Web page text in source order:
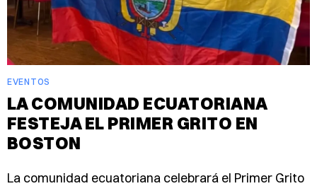
EVENTOS
LA COMUNIDAD ECUATORIANA
FESTEJA EL PRIMER GRITO EN
BOSTON
La comunidad ecuatoriana celebrará el Primer Grito